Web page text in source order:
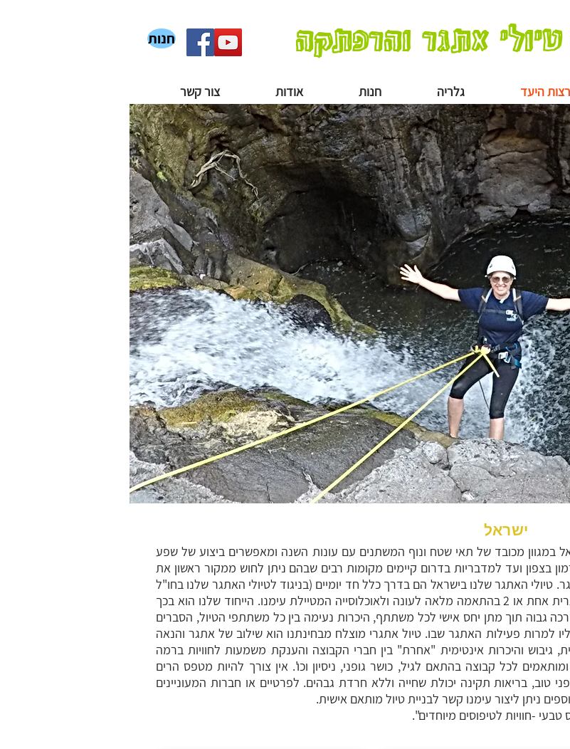
חנות אתגר והרפתקה
היעד גלריה חנות אודות צור קשר
ישראל
במגוון מכובד של תאי שטח ונוף המשתנים עם עונות השנה ומאפשרים ביצוע של שפע
בצפון ועד למדבריות בדרום קיימים מקומות רבים שבהם ניתן לחוש ממקור ראשון את
טיולי האתגר שלנו בישראל הם בדרך כלל חד יומיים (בניגוד לטיולי האתגר שלנו בחו"ל
שנמשכים כשבוע), המסלולים כוללים פעילות אתגרית אחת או 2 בהתאמה מלאה לעונה ולאוכלוסייה המטיילת עימנו. הייחוד שלנו הוא בכך
גבוה תוך מתן יחס אישי לכל משתתף, היכרות נעימה בין כל משתתפי הטיול, הסברים
למרות פעילות האתגר שבו. טיול אתגרי מוצלח מבחינתנו הוא שילוב של אתגר והנאה
גיבוש והיכרות אינטימית "אחרת" בין חברי הקבוצה והענקת משמעות לחוויות ברמה
לכל קבוצה בהתאם לגיל, כושר גופני, ניסיון וכו'. אין צורך להיות מטפס הרים
טוב, בריאות תקינה יכולת שחייה וללא חרדת גבהים. לפרטיים או חברות המעוניינים
ניתן ליצור עימנו קשר לבניית טיול מותאם אישית.
טבעי -חוויות לטיפוסים מיוחדים".